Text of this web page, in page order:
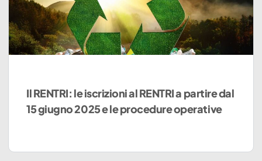
Il RENTRI: le iscrizioni al RENTRI a partire dal
15 giugno 2025 e le procedure operative